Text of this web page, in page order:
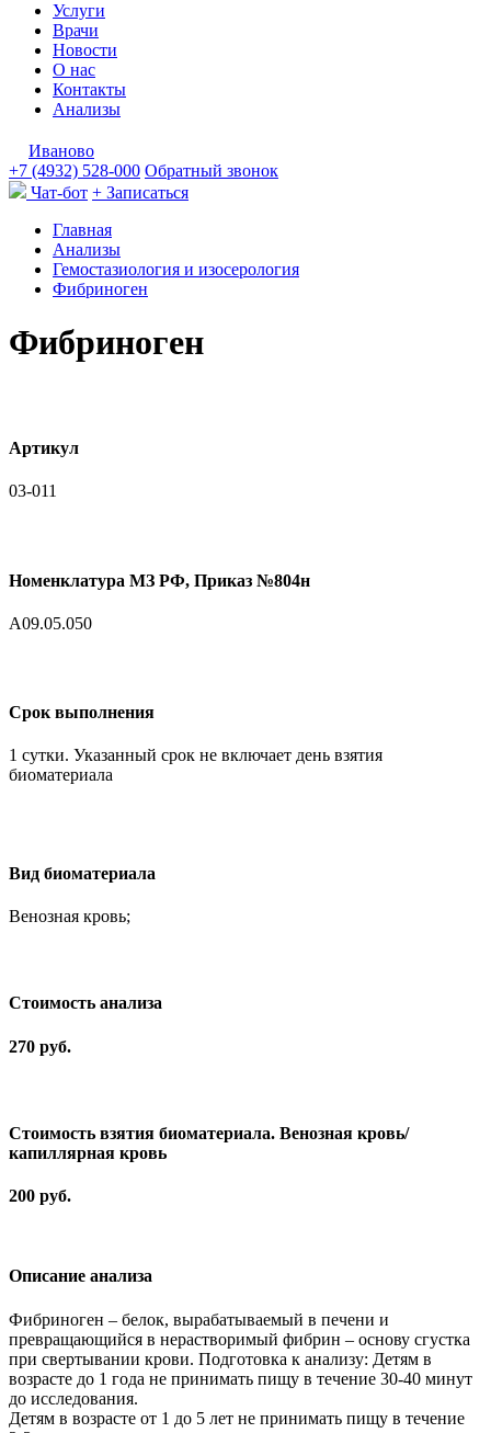
Услуги
Врачи
Новости
О нас
Контакты
Анализы
Иваново
+7 (4932) 528-000 Обратный звонок
Чат-бот + Записаться
Главная
Анализы
Гемостазиология и изосерология
Фибриноген
Фибриноген
Артикул
03-011
Номенклатура МЗ РФ, Приказ №804н
A09.05.050
Срок выполнения
1 сутки. Указанный срок не включает день взятия
биоматериала
Вид биоматериала
Венозная кровь;
Cтоимость анализа
270 руб.
Стоимость взятия биоматериала. Венозная кровь/
капиллярная кровь
200 руб.
Описание анализа
Фибриноген – белок, вырабатываемый в печени и
превращающийся в нерастворимый фибрин – основу сгустка
при свертывании крови. Подготовка к анализу: Детям в
возрасте до 1 года не принимать пищу в течение 30-40 минут
до исследования.
Детям в возрасте от 1 до 5 лет не принимать пищу в течение